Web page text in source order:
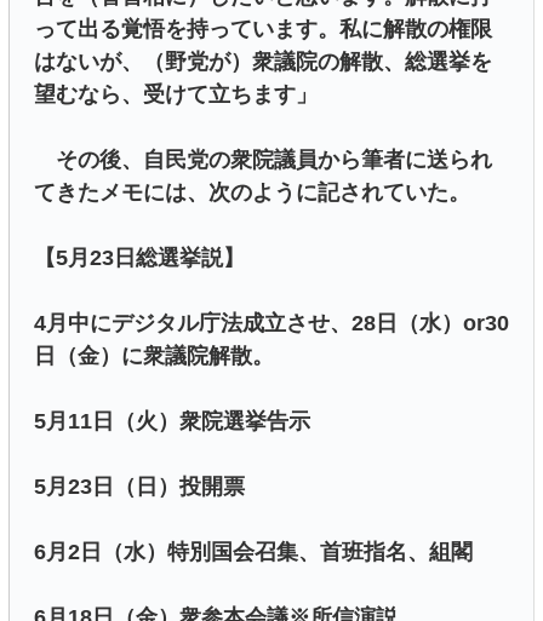
って出る覚悟を持っています。私に解散の権限
はないが、（野党が）衆議院の解散、総選挙を
望むなら、受けて立ちます」
その後、自民党の衆院議員から筆者に送られ
てきたメモには、次のように記されていた。
【5月23日総選挙説】
4月中にデジタル庁法成立させ、28日（水）or30
日（金）に衆議院解散。
5月11日（火）衆院選挙告示
5月23日（日）投開票
6月2日（水）特別国会召集、首班指名、組閣